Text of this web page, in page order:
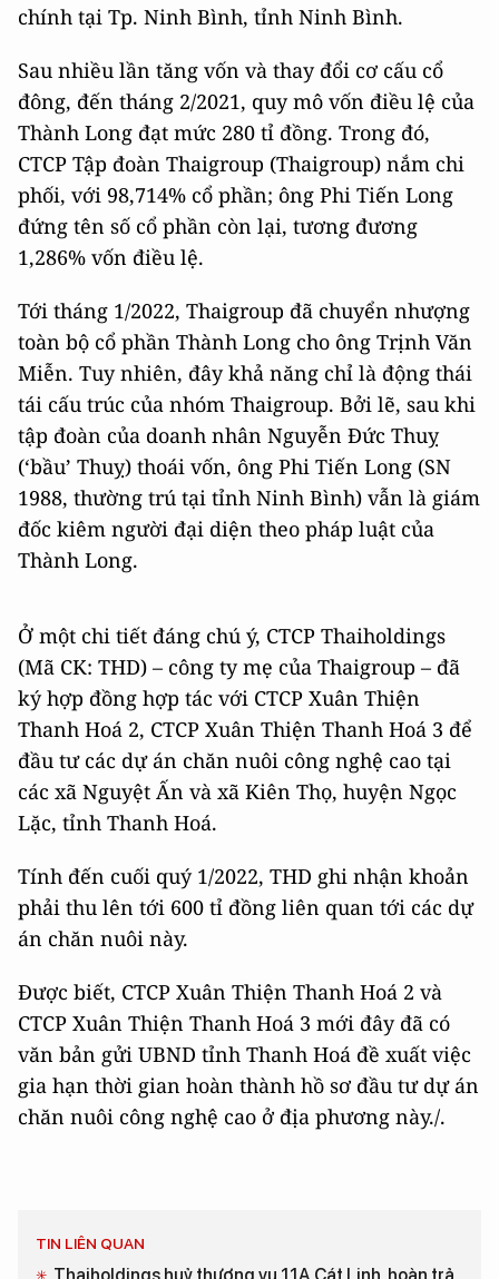
chính tại Tp. Ninh Bình, tỉnh Ninh Bình.
Sau nhiều lần tăng vốn và thay đổi cơ cấu cổ
đông, đến tháng 2/2021, quy mô vốn điều lệ của
Thành Long đạt mức 280 tỉ đồng. Trong đó,
CTCP Tập đoàn Thaigroup (Thaigroup) nắm chi
phối, với 98,714% cổ phần; ông Phi Tiến Long
đứng tên số cổ phần còn lại, tương đương
1,286% vốn điều lệ.
Tới tháng 1/2022, Thaigroup đã chuyển nhượng
toàn bộ cổ phần Thành Long cho ông Trịnh Văn
Miễn. Tuy nhiên, đây khả năng chỉ là động thái
tái cấu trúc của nhóm Thaigroup. Bởi lẽ, sau khi
tập đoàn của doanh nhân Nguyễn Đức Thuỵ
(‘bầu’ Thuỵ) thoái vốn, ông Phi Tiến Long (SN
1988, thường trú tại tỉnh Ninh Bình) vẫn là giám
đốc kiêm người đại diện theo pháp luật của
Thành Long.
Ở một chi tiết đáng chú ý, CTCP Thaiholdings
(Mã CK: THD) – công ty mẹ của Thaigroup – đã
ký hợp đồng hợp tác với CTCP Xuân Thiện
Thanh Hoá 2, CTCP Xuân Thiện Thanh Hoá 3 để
đầu tư các dự án chăn nuôi công nghệ cao tại
các xã Nguyệt Ấn và xã Kiên Thọ, huyện Ngọc
Lặc, tỉnh Thanh Hoá.
Tính đến cuối quý 1/2022, THD ghi nhận khoản
phải thu lên tới 600 tỉ đồng liên quan tới các dự
án chăn nuôi này.
Được biết, CTCP Xuân Thiện Thanh Hoá 2 và
CTCP Xuân Thiện Thanh Hoá 3 mới đây đã có
văn bản gửi UBND tỉnh Thanh Hoá đề xuất việc
gia hạn thời gian hoàn thành hồ sơ đầu tư dự án
chăn nuôi công nghệ cao ở địa phương này./.
TIN LIÊN QUAN